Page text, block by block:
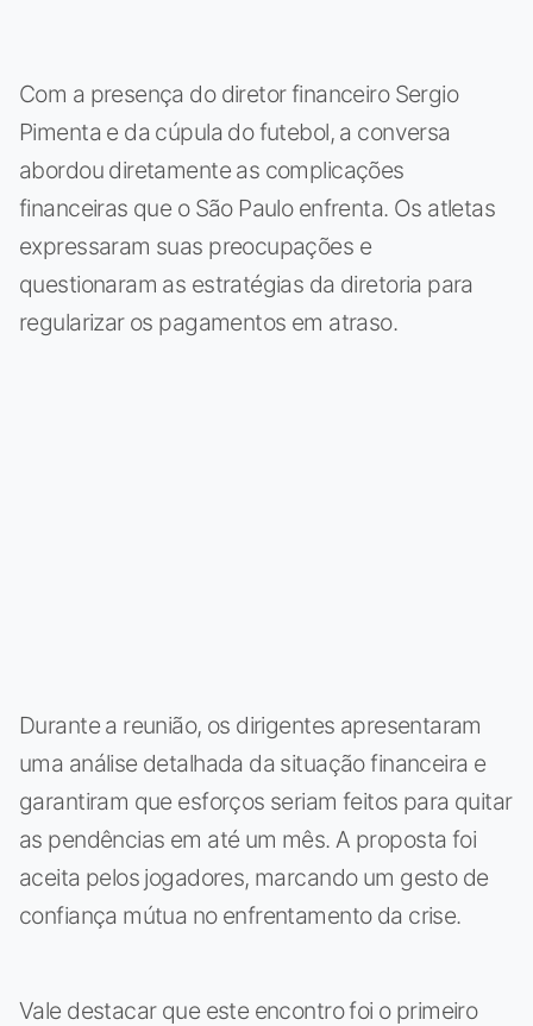
Com a presença do diretor financeiro Sergio
Pimenta e da cúpula do futebol, a conversa
abordou diretamente as complicações
financeiras que o São Paulo enfrenta. Os atletas
expressaram suas preocupações e
questionaram as estratégias da diretoria para
regularizar os pagamentos em atraso.
Durante a reunião, os dirigentes apresentaram
uma análise detalhada da situação financeira e
garantiram que esforços seriam feitos para quitar
as pendências em até um mês. A proposta foi
aceita pelos jogadores, marcando um gesto de
confiança mútua no enfrentamento da crise.
Vale destacar que este encontro foi o primeiro